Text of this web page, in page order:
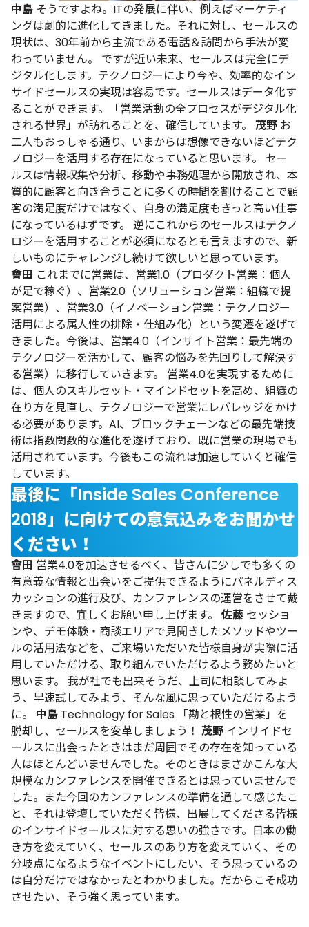
中島 そうですよね。ITの発展に伴い、例えばマーケティ
ングは劇的に進化してきました。それに対し、セールスの
現状は、30年前から主流である電話＆訪問から手法が変
わっていません。
ですが近い未来、セールスは完全にデ
ジタル化します。テクノロジーにより今や、効率的なイン
サイドセールスの実現は容易です。セールスはデータ化す
ることができます。「営業活動の全プロセスがデジタル化
される世界」が訪れることを、確信しています。
茂野 お
二人もおっしゃる通り、いまからは想像できないほどテク
ノロジーを活用する存在になっていると思います。
セー
ルスは情報収集や分析、移動や事務処理から開放され、本
質的に顧客と向き合うことに多くの時間を割けることで顧
客の満足度だけではなく、自身の満足度もきっと高い仕事
になっているはずです。
逆にこれからのセールスはテクノ
ロジーを活用することが必須になるとも言えますので、新
しいものにチャレンジし続けて欲しいと思っています。
會田 これまでに営業は、営業1.0（プロダクト営業：個人
が足で稼ぐ）、営業2.0（ソリューション営業：組織で提
案営業）、営業3.0（イノベーション営業：テクノロジー
活用による属人性の排除・仕組み化）という変遷を遂げて
きました。今後は、営業4.0（インサイト営業：最先端の
テクノロジーを活かして、顧客の悩みを先回りして解決す
る営業）に移行していきます。
営業4.0を実現するために
は、個人のスキルセット・マインドセットを高め、組織の
在り方を見直し、テクノロジーで営業にレバレッジをかけ
る必要があります。AI、ブロックチェーンなどの最先端技
術は指数関数的な進化を遂げており、既に営業の現場でも
活用されています。今後もこの流れは加速していくと確信
しています。
最後に「Inside Sales Conference
2018」に向けての意気込みをお聞かせ
ください！
會田 営業4.0を加速させるべく、皆さんに少しでも多くの
有意義な情報と出会いをご提供できるようにパネルディス
カッションの進行及び、カンファレンスの運営をさせて戴
きますので、宜しくお願い申し上げます。
佐藤 セッショ
ンや、デモ体験・商談エリアで見聞きしたメソッドやツー
ルの活用法などを、ご来場いただいた皆様自身が実際に活
用していただける、取り組んでいただけるよう務めたいと
思います。
我が社でも出来そうだ、上司に相談してみよ
う、早速試してみよう、そんな風に思っていただけるよう
に。
中島 Technology for Sales
「勘と根性の営業」を
脱却し、セールスを変革しましょう！ 茂野 インサイドセ
ールスに出会ったときはまだ周囲でその存在を知っている
人はほとんどいませんでした。そのときはまさかこんな大
規模なカンファレンスを開催できるとは思っていませんで
した。また今回のカンファレンスの準備を通して感じたこ
と、それは登壇していただく皆様、出展してくださる皆様
のインサイドセールスに対する思いの強さです。日本の働
き方を変えていく、セールスのあり方を変えていく、その
分岐点になるようなイベントにしたい、そう思っているの
は自分だけではなかったとわかりました。だからこそ成功
させたい、そう強く思っています。